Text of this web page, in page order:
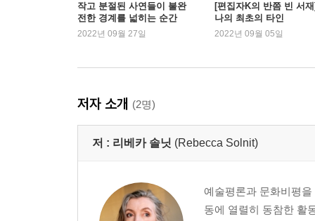
작고 분절된 사연들이 불완
전한 경계를 넓히는 순간
2022년 09월 27일
[편집자K의 반쯤 빈 서
나의 최초의 타인
2022년 09월 05일
저자 소개 (2명)
저 : 리베카 솔닛 (Rebecca Solnit)
예술평론과 문화비평
동에 열렬히 동참한 활